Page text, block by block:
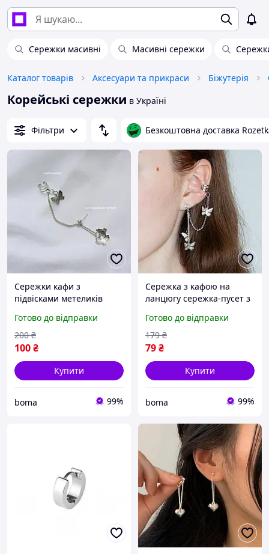
Сережки масивні Масивні сережки
Каталог товарів Аксесуари та прикраси Біжутерія
Корейські сережки в Україні
Фільтри Безкоштовна доставка
Сережки кафи з
підвісками метеликів
кафи на ланцюжку ніжні
кліпси y2k панк естетика
сережки корейський
стиль
Готово до відправки
100₴
200 ₴
Купити
boma 99%
Сережка з кафою на
ланцюгу сережка-пусет з
метеликами кліпса
сучасний корейський
стиль срібляста кафа на
вухо
Готово до відправки
79₴
179 ₴
Купити
boma 99%